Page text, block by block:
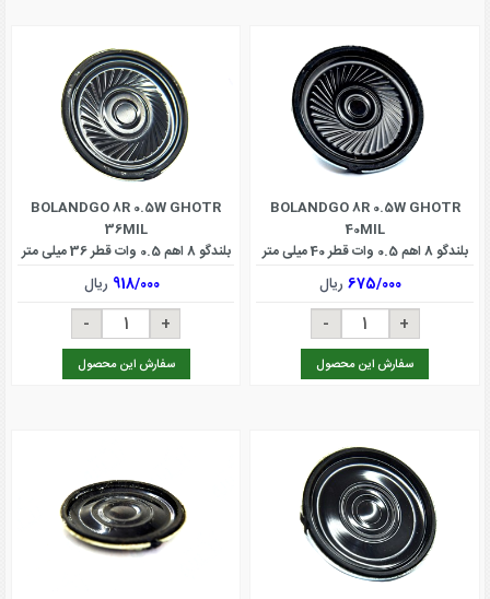
BOLANDGO 8R 0.5W GHOTR
40MIL
بلندگو 8 اهم 0.5 وات قطر 40 میلی متر
675/000ریال
سفارش این محصول
BOLANDGO 8R 0.5W GHOTR
36MIL
بلندگو 8 اهم 0.5 وات قطر 36 میلی متر
918/000 ریال
سفارش این محصول